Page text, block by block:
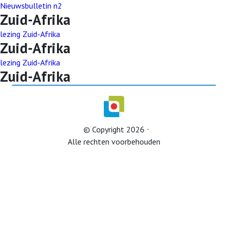
Speerpunten
Afdelingen
Informatie
Info HUBA’s
Nieuwsbulletin n2
Zuid-Afrika
lezing Zuid-Afrika
Zuid-Afrika
lezing Zuid-Afrika
Zuid-Afrika
© Copyright 2026
Alle rechten voorbehouden